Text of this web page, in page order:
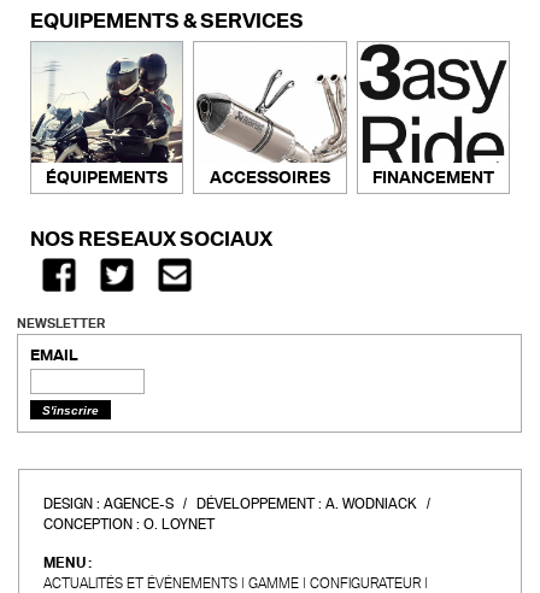
ÉQUIPEMENTS & SERVICES
ÉQUIPEMENTS ACCESSOIRES FINANCEMENT
NOS RÉSEAUX SOCIAUX
NEWSLETTER
EMAIL
DESIGN : AGENCE-S DÉVELOPPEMENT : A. WODNIACK
CONCEPTION : O. LOYNET
MENU :
ACTUALITÉS ET ÉVÉNEMENTS GAMME
CONFIGURATEUR